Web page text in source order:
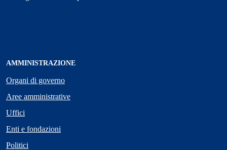
AMMINISTRAZIONE
Organi di governo
Aree amministrative
Uffici
Enti e fondazioni
Politici